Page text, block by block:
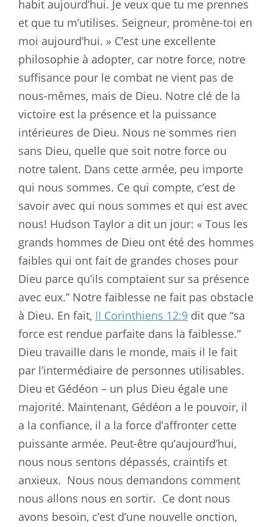
habit aujourd’hui. Je veux que tu me prennes
et que tu m’utilises. Seigneur, promène-toi en
moi aujourd’hui. » C’est une excellente
philosophie à adopter, car notre force, notre
suffisance pour le combat ne vient pas de
nous-mêmes, mais de Dieu. Notre clé de la
victoire est la présence et la puissance
intérieures de Dieu. Nous ne sommes rien
sans Dieu, quelle que soit notre force ou
notre talent. Dans cette armée, peu importe
qui nous sommes. Ce qui compte, c’est de
savoir avec qui nous sommes et qui est avec
nous! Hudson Taylor a dit un jour: « Tous les
grands hommes de Dieu ont été des hommes
faibles qui ont fait de grandes choses pour
Dieu parce qu’ils comptaient sur sa présence
avec eux.” Notre faiblesse ne fait pas obstacle
à Dieu. En fait, II Corinthiens 12:9 dit que “sa
force est rendue parfaite dans la faiblesse.”
Dieu travaille dans le monde, mais il le fait
par l’intermédiaire de personnes utilisables.
Dieu et Gédéon – un plus Dieu égale une
majorité. Maintenant, Gédéon a le pouvoir, il
a la confiance, il a la force d’affronter cette
puissante armée. Peut-être qu’aujourd’hui,
nous nous sentons dépassés, craintifs et
anxieux. Nous nous demandons comment
nous allons nous en sortir. Ce dont nous
avons besoin, c’est d’une nouvelle onction,